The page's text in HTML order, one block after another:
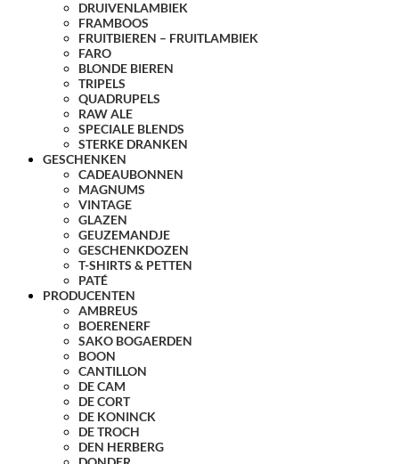
DRUIVENLAMBIEK
FRAMBOOS
FRUITBIEREN – FRUITLAMBIEK
FARO
BLONDE BIEREN
TRIPELS
QUADRUPELS
RAW ALE
SPECIALE BLENDS
STERKE DRANKEN
GESCHENKEN
CADEAUBONNEN
MAGNUMS
VINTAGE
GLAZEN
GEUZEMANDJE
GESCHENKDOZEN
T-SHIRTS & PETTEN
PATÉ
PRODUCENTEN
AMBREUS
BOERENERF
SAKO BOGAERDEN
BOON
CANTILLON
DE CAM
DE CORT
DE KONINCK
DE TROCH
DEN HERBERG